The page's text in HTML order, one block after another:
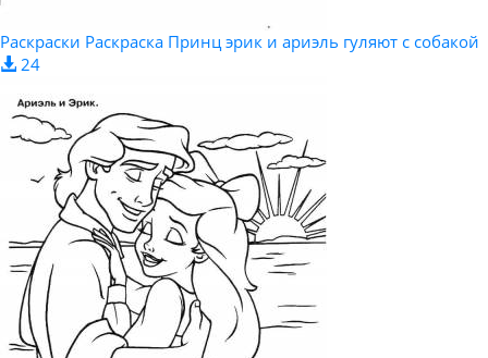
Раскраски Раскраска Принц эрик и ариэль гуляют с собакой
24